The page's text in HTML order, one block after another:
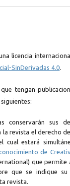
licencia
SinDerivadas 4.0.
tengan
conservarán sus
la revista el derecho
cual estará
de
que
que se indique
revista.